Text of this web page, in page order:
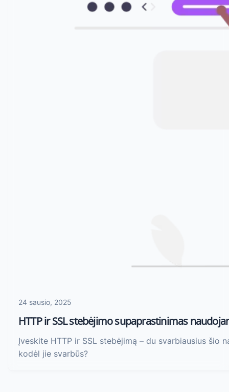
24 sausio, 2025
HTTP ir SSL stebėjimo supaprastinimas
Įveskite HTTP ir SSL stebėjimą – du svarbiausius
kodėl jie svarbūs?